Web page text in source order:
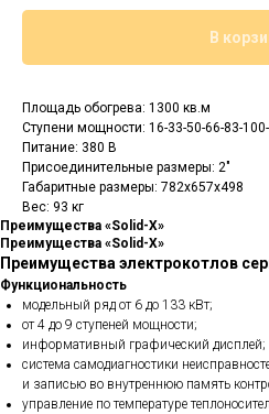
В
Площадь обогрева: 1300 кв.м
Cтупени мощности: 16-33-50-66-83-
Питание: 380 В
Присоединительные размеры: 2"
Габаритные размеры: 782x657x498
Вес: 93 кг
Преимущества «Solid-X»
Преимущества «Solid-X»
Преимущества электрокотлов
Функциональность
модельный ряд от 6 до 133 кВт;
от 4 до 9 ступеней мощности;
информативный графический дисплей;
система самодиагностики
и записью во внутреннюю память
управление по температуре